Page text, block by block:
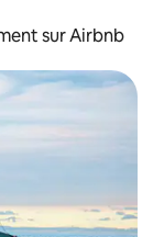
sur Airbnb